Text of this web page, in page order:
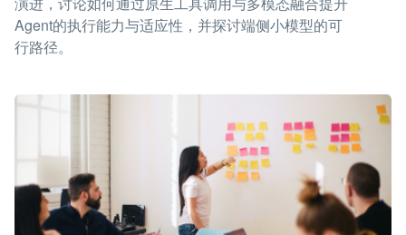
Agent的执行能力与适应性，并探讨端侧小模型的可
行路径。